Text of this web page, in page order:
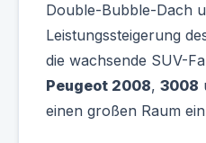
Double-Bubble-Dach
Leistungssteigerung
die wachsende SUV-
Peugeot 2008, 3008
einen großen Raum